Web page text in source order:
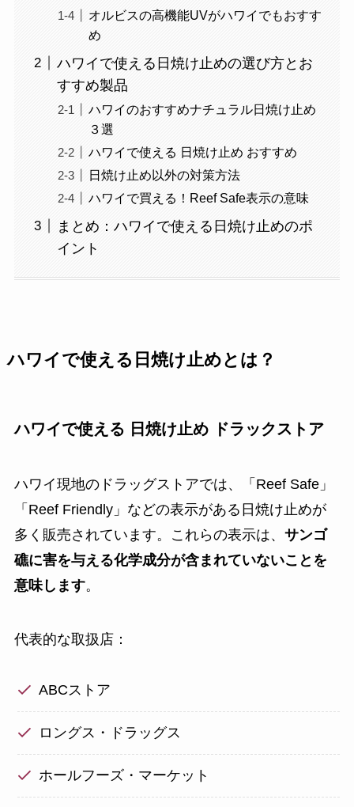
オルビスの高機能UVがハワイでもおすす
め
ハワイで使える日焼け止めの選び方とお
すすめ製品
ハワイのおすすめナチュラル日焼け止め
３選
ハワイで使える 日焼け止め おすすめ
日焼け止め以外の対策方法
ハワイで買える！Reef Safe表示の意味
まとめ：ハワイで使える日焼け止めのポ
イント
ハワイで使える日焼け止めとは？
ハワイで使える 日焼け止め ドラックストア
ハワイ現地のドラッグストアでは、「Reef Safe」
「Reef Friendly」などの表示がある日焼け止めが
多く販売されています。これらの表示は、 サンゴ
礁に害を与える化学成分が含まれていないことを
意味します。
代表的な取扱店：
ABCストア
ロングス・ドラッグス
ホールフーズ・マーケット